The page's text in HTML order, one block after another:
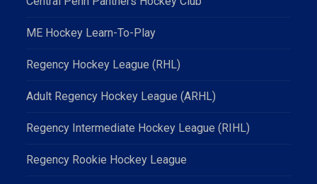
ME Hockey Learn-To-Play
Regency Hockey League (RHL)
Adult Regency Hockey League (ARHL)
Regency Intermediate Hockey League (RIHL)
Regency Rookie Hockey League